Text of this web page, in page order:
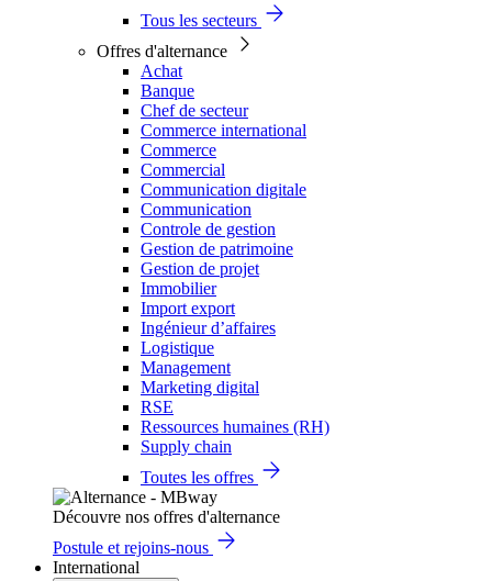
Tous les secteurs
Offres d'alternance
Achat
Banque
Chef de secteur
Commerce international
Commerce
Commercial
Communication digitale
Communication
Controle de gestion
Gestion de patrimoine
Gestion de projet
Immobilier
Import export
Ingénieur d’affaires
Logistique
Management
Marketing digital
RSE
Ressources humaines (RH)
Supply chain
Toutes les offres
Découvre nos offres d'alternance
Postule et rejoins-nous
International